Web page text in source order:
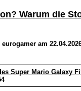
Warum die
am
Super Mario Galaxy